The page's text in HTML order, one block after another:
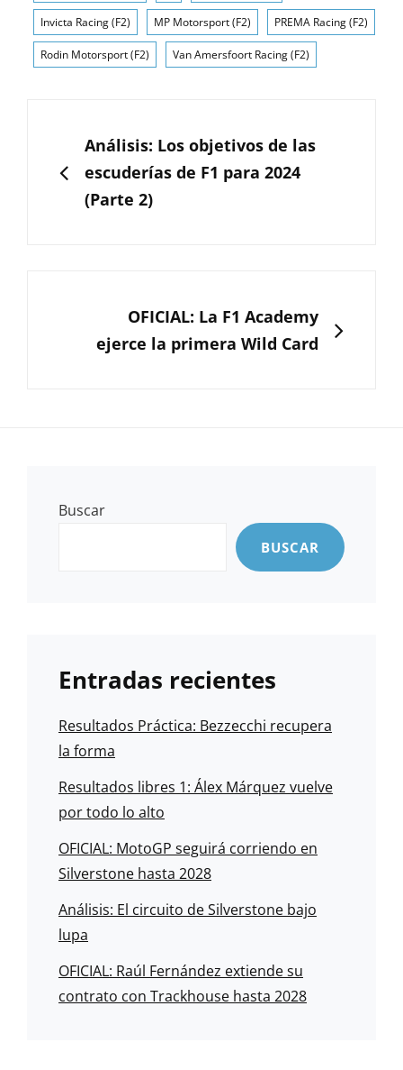
Invicta Racing (F2) MP Motorsport (F2) PREMA Racing (F2)
Rodin Motorsport (F2) Van Amersfoort Racing (F2)
entradas
ANTERIOR
Análisis: Los objetivos de las
escuderías de F1 para 2024
(Parte 2)
SIGUIENTEOFICIAL: La F1 Academy
ejerce la primera Wild Card
Buscar
BUSCAR
Entradas recientes
Resultados Práctica: Bezzecchi recupera
la forma
Resultados libres 1: Álex Márquez vuelve
por todo lo alto
OFICIAL: MotoGP seguirá corriendo en
Silverstone hasta 2028
Análisis: El circuito de Silverstone bajo
lupa
OFICIAL: Raúl Fernández extiende su
contrato con Trackhouse hasta 2028